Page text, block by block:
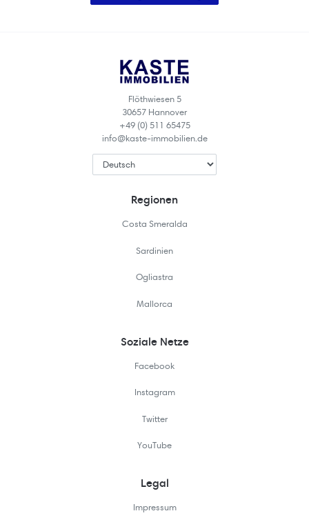
Flöthwiesen 5
30657 Hannover
+49 (0) 511 65475
info@kaste-immobilien.de
Regionen
Costa Smeralda
Sardinien
Ogliastra
Mallorca
Soziale Netze
Facebook
Instagram
Twitter
YouTube
Legal
Impressum